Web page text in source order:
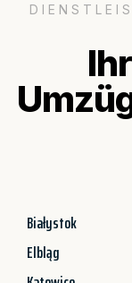
Białystok
Elbląg